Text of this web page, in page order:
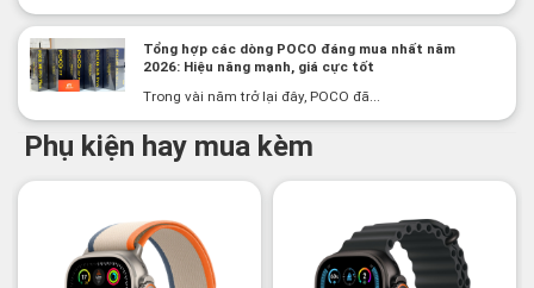
Tổng hợp các dòng POCO đáng mua nhất năm
2026: Hiệu năng mạnh, giá cực tốt
Trong vài năm trở lại đây, POCO đã...
Phụ kiện hay mua kèm